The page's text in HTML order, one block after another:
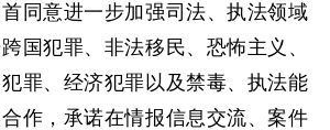
意进一步加强司法、执法领域
国犯罪、非法移民、恐怖主义、
罪、经济犯罪以及禁毒、执法能
作，承诺在情报信息交流、案件